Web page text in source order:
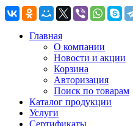
Главная
О компании
Новости и акции
Корзина
Авторизация
Поиск по товарам
Каталог продукции
Услуги